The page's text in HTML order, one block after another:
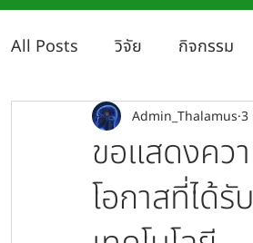
All Posts วิจัย กิจกรรม
ขอแสดงคว
โอกาสที่ได้
Admin_Thalamus 3